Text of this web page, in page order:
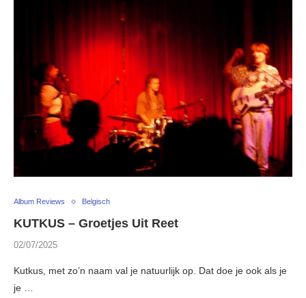
Album Reviews Belgisch
KUTKUS – Groetjes Uit Reet
02/07/2025
Kutkus, met zo’n naam val je natuurlijk op. Dat doe je ook als je
je …